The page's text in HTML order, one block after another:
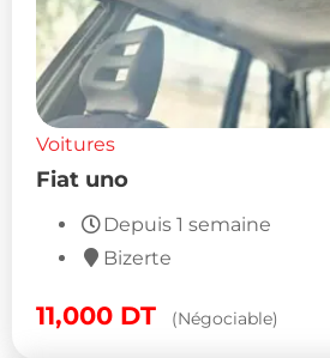
Voitures
Fiat uno
Depuis 1 semaine
Bizerte
11,000 DT (Négociable)